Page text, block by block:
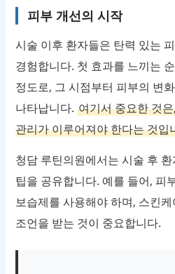
피부 개선의 시작
시술 이후 환자들은 탄력 있는
경험합니다. 첫 효과를 느끼는
정도로, 그 시점부터 피부의 변
나타납니다.여기서 중요한 것
관리가 이루어져야 한다는 것입
청담 루틴의원에서는 시술 후
팁을 공유합니다. 예를 들어, 피
보습제를 사용해야 하며, 스킨
조언을 받는 것이 중요합니다.